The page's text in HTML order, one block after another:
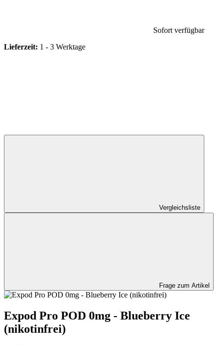
Sofort verfügbar
Lieferzeit: 1 - 3 Werktage
Vergleichsliste
Frage zum Artikel
Expod Pro POD 0mg - Blueberry Ice
(nikotinfrei)